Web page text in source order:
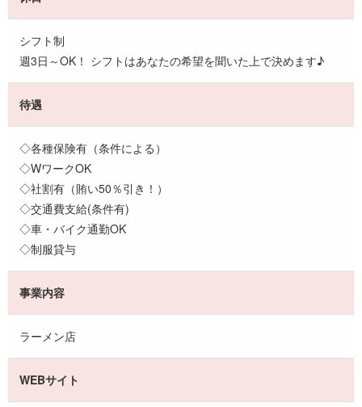
シフト制
週3日～OK！ シフトはあなたの希望を聞いた上で決めます♪
待遇
◇各種保険有（条件による）
◇WワークOK
◇社割有（賄い50％引き！）
◇交通費支給(条件有)
◇車・バイク通勤OK
◇制服貸与
事業内容
ラーメン店
WEBサイト